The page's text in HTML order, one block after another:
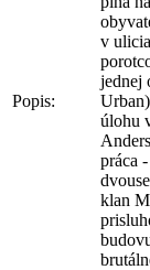
Popis:
v
jednej
úlohu
práca
klan